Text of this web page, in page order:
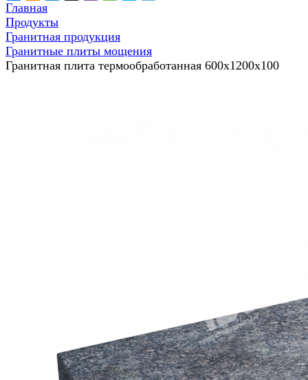
Главная
Продукты
Гранитная продукция
Гранитные плиты мощения
Гранитная плита термообработанная 600х1200х100